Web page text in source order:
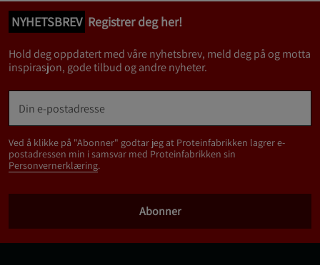
NYHETSBREV Registrer deg her!
Hold deg oppdatert med våre nyhetsbrev, meld deg på og motta
inspirasjon, gode tilbud og andre nyheter.
Ved å klikke på "Abonner" godtar jeg at Proteinfabrikken lagrer e-
postadressen min i samsvar med Proteinfabrikken sin
Personvernerklæring.
Abonner